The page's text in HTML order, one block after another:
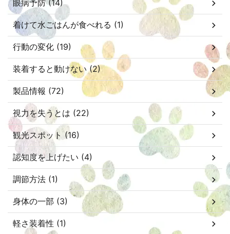
眼病予防 (14)
着けて水ごはんが食べれる (1)
行動の変化 (19)
装着すると動けない (2)
製品情報 (72)
視力を失うとは (22)
観光スポット (16)
認知度を上げたい (4)
調節方法 (1)
身体の一部 (3)
軽さ装着性 (1)